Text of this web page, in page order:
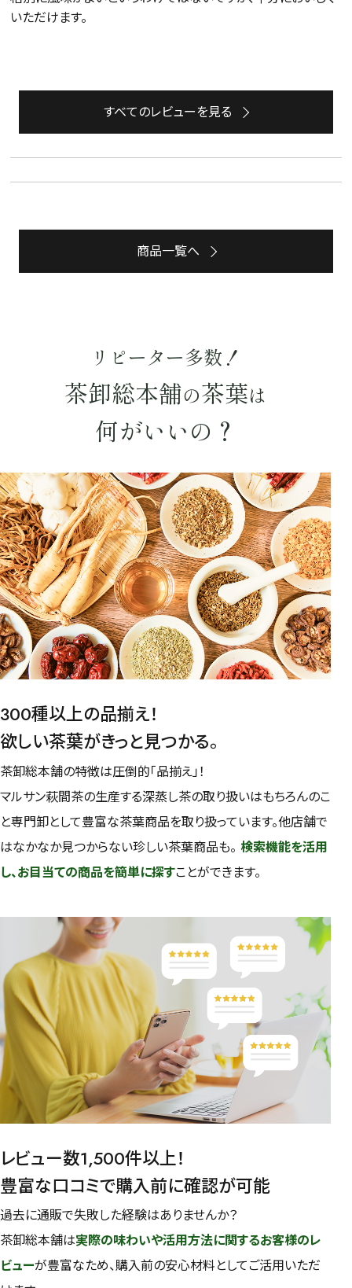
詳細検索
予算・価格で探す
〜 円
ハーブティー 緑茶
紅茶
容量を選択
検索
いただけます。
すべてのレビューを見る
商品一覧へ
リピーター多数！
茶卸総本舗の茶葉は
何がいいの？
300種以上の品揃え！
欲しい茶葉がきっと見つかる。
茶卸総本舗の特徴は圧倒的「品揃え」！
マルサン萩間茶の生産する深蒸し茶の取り扱いはもちろんのこ
と専門卸として豊富な茶葉商品を取り扱っています。他店舗で
はなかなか見つからない珍しい茶葉商品も。 検索機能を活用
し、お目当ての商品を簡単に探すことができます。
レビュー数1,500件以上！
豊富な口コミで購入前に確認が可能
過去に通販で失敗した経験はありませんか？
茶卸総本舗は実際の味わいや活用方法に関するお客様のレ
ビューが豊富なため、購入前の安心材料としてご活用いただ